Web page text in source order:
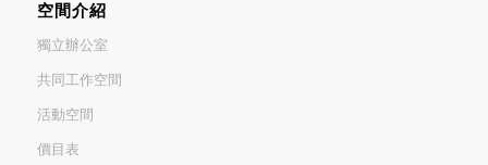
空間介紹
獨立辦公室
共同工作空間
活動空間
價目表